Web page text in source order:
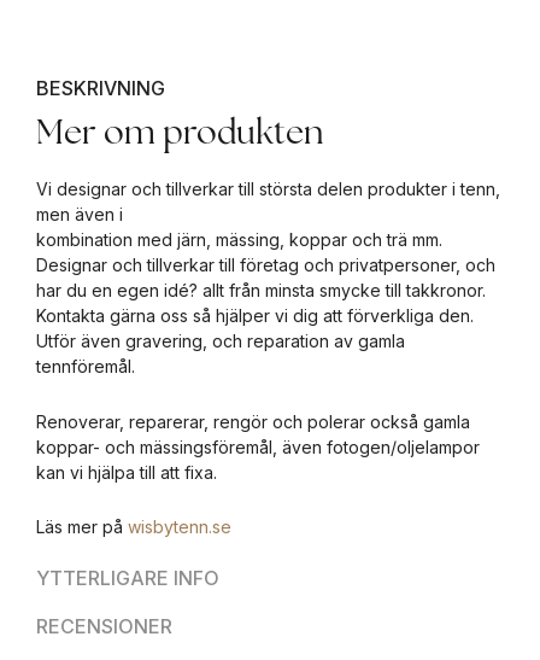
BESKRIVNING
YTTERLIGARE INFO
RECENSIONER
Mer om produkten
Vi designar och tillverkar till största delen produkter i tenn,
men även i
kombination med järn, mässing, koppar och trä mm.
Designar och tillverkar till företag och privatpersoner, och
har du en egen idé? allt från minsta smycke till takkronor.
Kontakta gärna oss så hjälper vi dig att förverkliga den.
Utför även gravering, och reparation av gamla
tennföremål.
Renoverar, reparerar, rengör och polerar också gamla
koppar- och mässingsföremål, även fotogen/oljelampor
kan vi hjälpa till att fixa.
Läs mer på wisbytenn.se